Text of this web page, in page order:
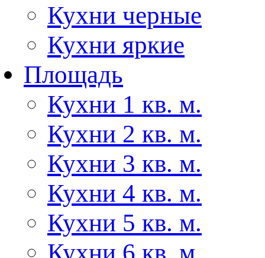
Кухни черные
Кухни яркие
Площадь
Кухни 1 кв. м.
Кухни 2 кв. м.
Кухни 3 кв. м.
Кухни 4 кв. м.
Кухни 5 кв. м.
Кухни 6 кв. м.